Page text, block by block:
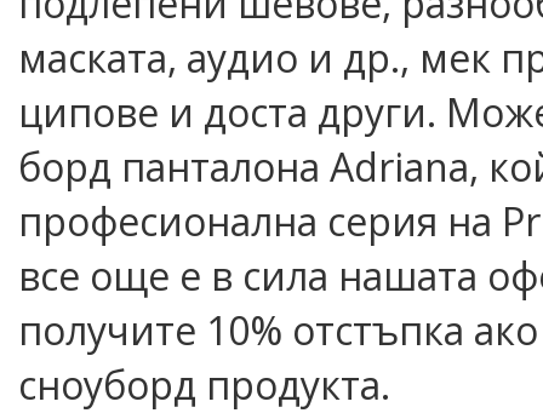
маската, аудио и др., мек
ципове и доста други.
борд панталона Adriana,
професионална серия на
все още е в сила нашата
получите 10% отстъпка
сноуборд продукта.